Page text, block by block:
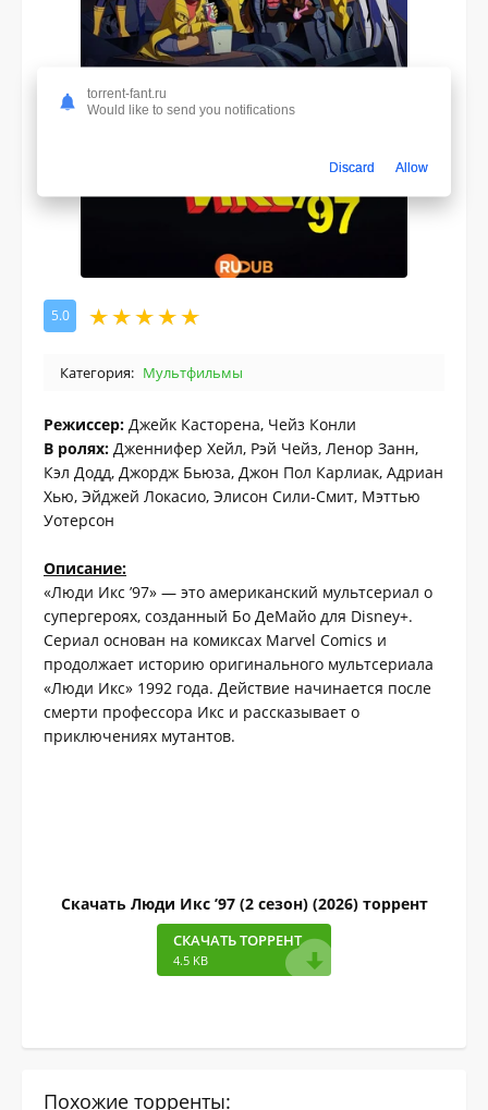
5.0
Категория: Мультфильмы
Режиссер: Джейк Касторена, Чейз Конли
В ролях: Дженнифер Хейл, Рэй Чейз, Ленор Занн,
Кэл Додд, Джордж Бьюза, Джон Пол Карлиак, Адриан
Хью, Эйджей Локасио, Элисон Сили-Смит, Мэттью
Уотерсон
Описание:
«Люди Икс ’97» — это американский мультсериал о
супергероях, созданный Бо ДеМайо для Disney+.
Сериал основан на комиксах Marvel Comics и
продолжает историю оригинального мультсериала
«Люди Икс» 1992 года. Действие начинается после
смерти профессора Икс и рассказывает о
приключениях мутантов.
Скачать Люди Икс ’97 (2 сезон) (2026) торрент
СКАЧАТЬ ТОРРЕНТ
4.5 KB
Похожие торренты:
torrent-fant.ru
Would like to send you notifications
Discard Allow